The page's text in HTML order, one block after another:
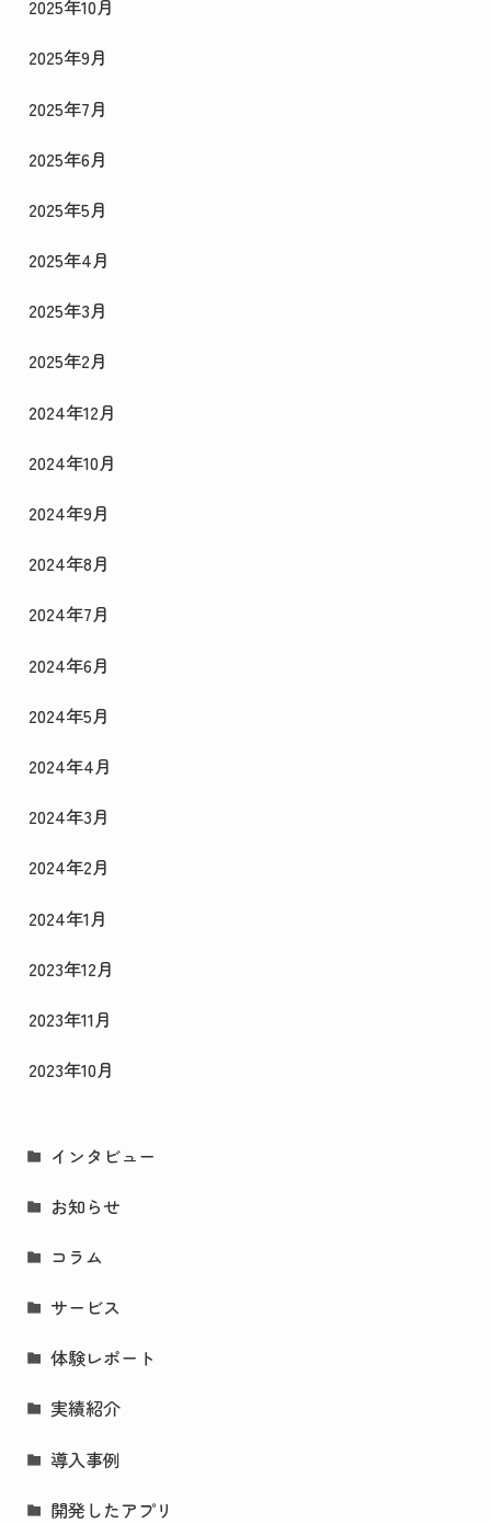
2025年10月
2025年9月
2025年7月
2025年6月
2025年5月
2025年4月
2025年3月
2025年2月
2024年12月
2024年10月
2024年9月
2024年8月
2024年7月
2024年6月
2024年5月
2024年4月
2024年3月
2024年2月
2024年1月
2023年12月
2023年11月
2023年10月
インタビュー
お知らせ
コラム
サービス
体験レポート
実績紹介
導入事例
開発したアプリ